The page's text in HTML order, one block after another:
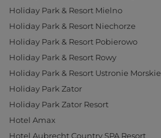
Holiday Park & Resort Mielno
Holiday Park & Resort Niechorze
Holiday Park & Resort Pobierowo
Holiday Park & Resort Rowy
Holiday Park & Resort Ustronie Morskie
Holiday Park Zator
Holiday Park Zator Resort
Hotel Amax
Hotel Aubrecht Country SPA Resort